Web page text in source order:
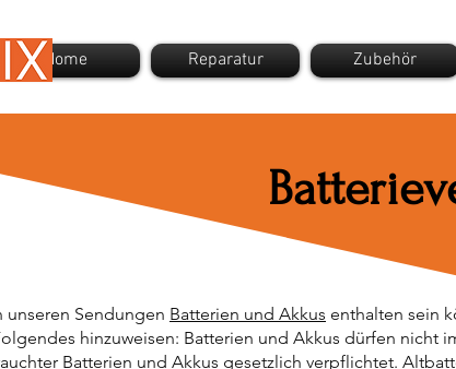
Home Reparatur Zubehör
unseren Sendungen Batterien und Akkus enthalten sein
hinzuweisen: Batterien und Akkus dürfen nicht
Batterien und Akkus gesetzlich verpflichtet.